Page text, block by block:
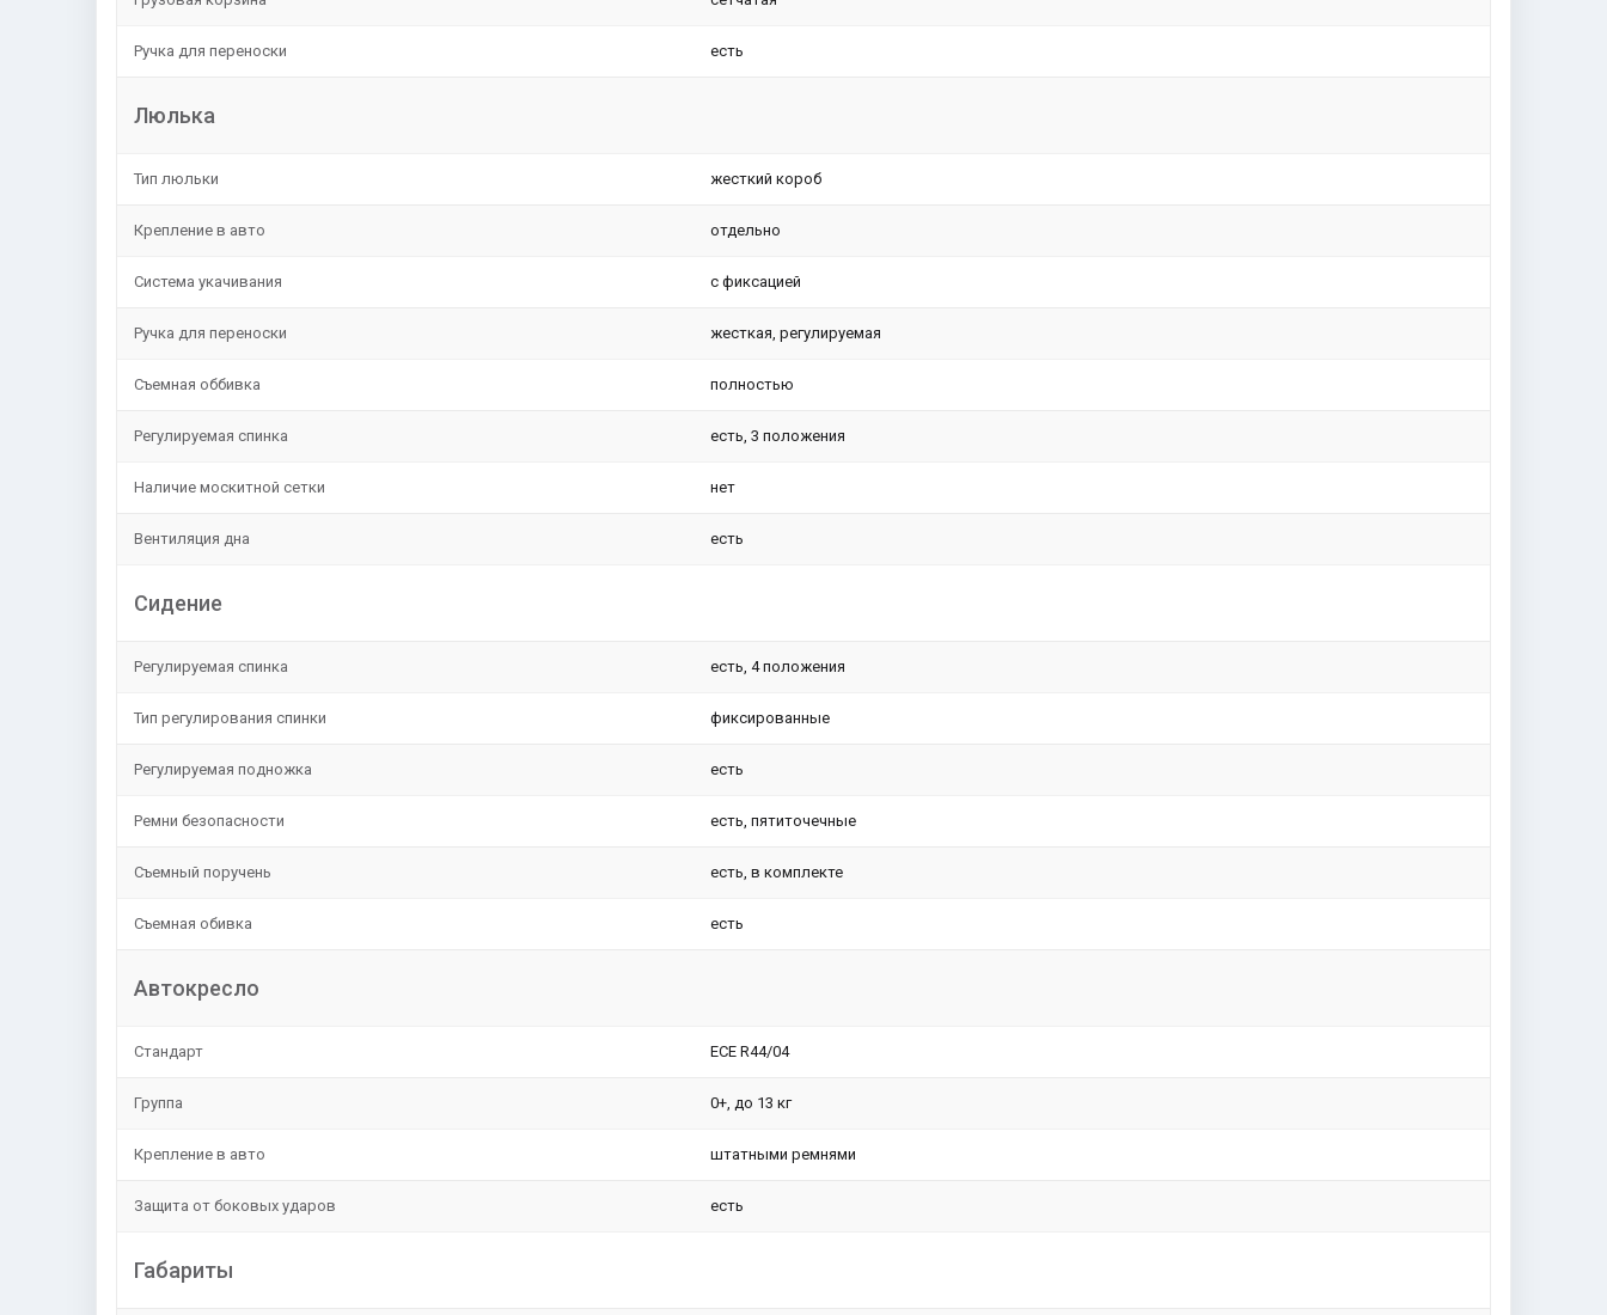
Ручка для переноски есть
Люлька
Тип люльки жесткий короб
Крепление в авто отдельно
Система укачивания с фиксацией
Ручка для переноски жесткая, регулируемая
Съемная оббивка полностью
Регулируемая спинка есть, 3 положения
Наличие москитной сетки нет
Вентиляция дна есть
Сидение
Регулируемая спинка есть, 4 положения
Тип регулирования спинки фиксированные
Регулируемая подножка есть
Ремни безопасности есть, пятиточечные
Съемный поручень есть, в комплекте
Съемная обивка есть
Автокресло
Стандарт ЕСЕ R44/04
Группа 0+, до 13 кг
Крепление в авто штатными ремнями
Защита от боковых ударов есть
Габариты